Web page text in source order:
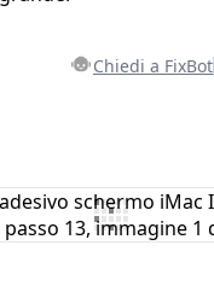
Chiedi a FixBot